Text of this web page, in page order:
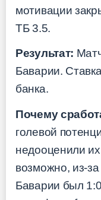
мотивации
ТБ 3.5.
Результат:
Баварии.
банка.
Почему
голевой
недооценили их
возможно, из-
Баварии был